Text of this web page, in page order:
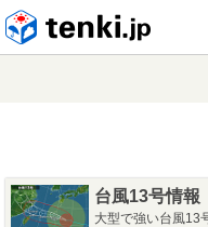
台風13号情報
大型で強い台風13